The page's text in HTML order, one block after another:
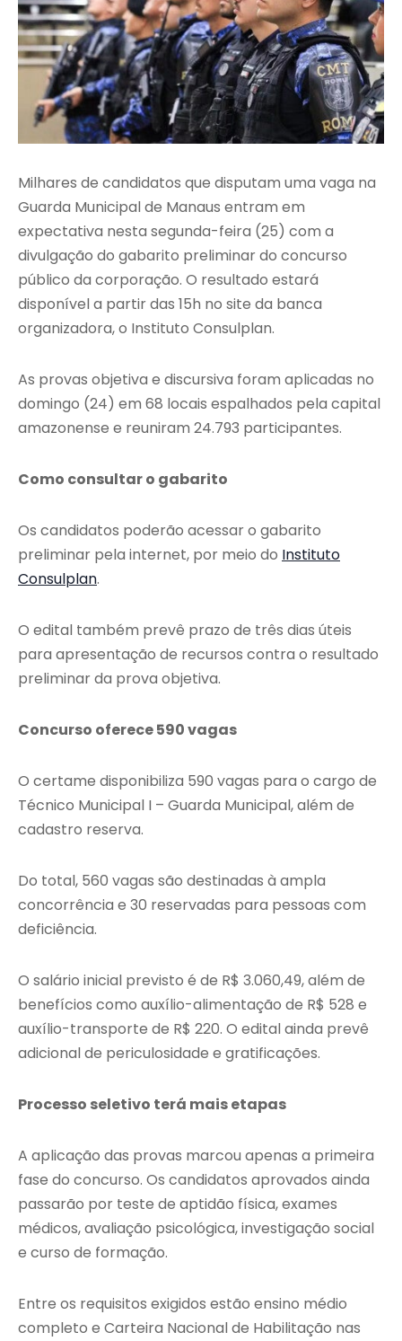
Milhares de candidatos que disputam uma vaga na
Guarda Municipal de Manaus entram em
expectativa nesta segunda-feira (25) com a
divulgação do gabarito preliminar do concurso
público da corporação. O resultado estará
disponível a partir das 15h no site da banca
organizadora, o Instituto Consulplan.
As provas objetiva e discursiva foram aplicadas no
domingo (24) em 68 locais espalhados pela capital
amazonense e reuniram 24.793 participantes.
Como consultar o gabarito
Os candidatos poderão acessar o gabarito
preliminar pela internet, por meio do Instituto
Consulplan.
O edital também prevê prazo de três dias úteis
para apresentação de recursos contra o resultado
preliminar da prova objetiva.
Concurso oferece 590 vagas
O certame disponibiliza 590 vagas para o cargo de
Técnico Municipal I – Guarda Municipal, além de
cadastro reserva.
Do total, 560 vagas são destinadas à ampla
concorrência e 30 reservadas para pessoas com
deficiência.
O salário inicial previsto é de R$ 3.060,49, além de
benefícios como auxílio-alimentação de R$ 528 e
auxílio-transporte de R$ 220. O edital ainda prevê
adicional de periculosidade e gratificações.
Processo seletivo terá mais etapas
A aplicação das provas marcou apenas a primeira
fase do concurso. Os candidatos aprovados ainda
passarão por teste de aptidão física, exames
médicos, avaliação psicológica, investigação social
e curso de formação.
Entre os requisitos exigidos estão ensino médio
completo e Carteira Nacional de Habilitação nas